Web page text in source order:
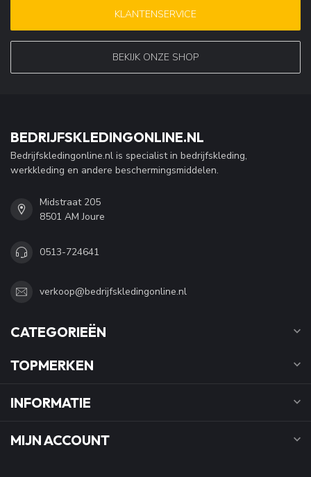
KLANTENSERVICE
BEKIJK ONZE SHOP
BEDRIJFSKLEDINGONLINE.NL
Bedrijfskledingonline.nl is specialist in bedrijfskleding,
werkkleding en andere beschermingsmiddelen.
Midstraat 205
8501 AM Joure
0513-724641
verkoop@bedrijfskledingonline.nl
CATEGORIEËN
TOPMERKEN
INFORMATIE
MIJN ACCOUNT